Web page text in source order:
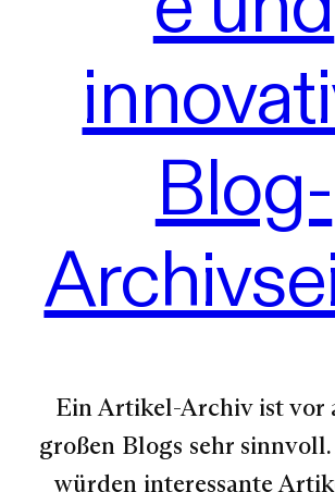
Blog-
Ein Artikel-Archiv ist vor
großen Blogs sehr
würden interessante